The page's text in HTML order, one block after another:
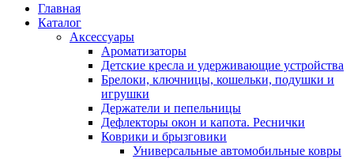
Главная
Каталог
Аксессуары
Ароматизаторы
Детские кресла и удерживающие устройства
Брелоки, ключницы, кошельки, подушки и
игрушки
Держатели и пепельницы
Дефлекторы окон и капота. Реснички
Коврики и брызговики
Универсальные автомобильные ковры